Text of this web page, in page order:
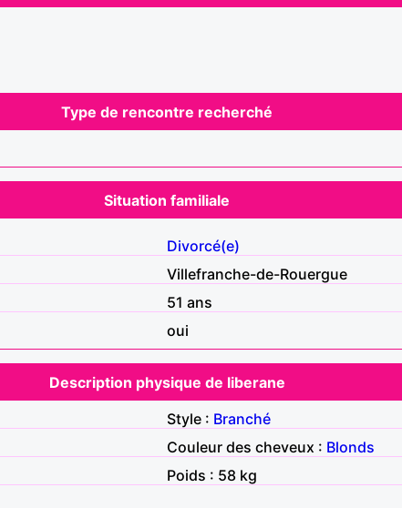
Type de rencontre recherché
Situation familiale
Divorcé(e)
Villefranche-de-Rouergue
51 ans
oui
Description physique de liberane
Style : Branché
Couleur des cheveux : Blonds
Poids : 58 kg